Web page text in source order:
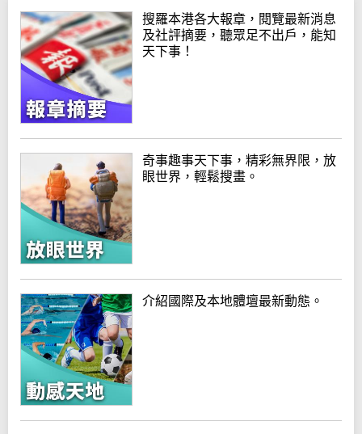
搜羅本港各大報章，閱覽最新消息
及社評摘要，聽眾足不出戶，能知
天下事！
奇事趣事天下事，精彩無界限，放
眼世界，輕鬆搜畫。
介紹國際及本地體壇最新動態。